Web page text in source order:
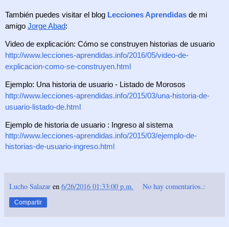
También puedes visitar el blog Lecciones Aprendidas de mi
amigo Jorge Abad:
Video de explicación: Cómo se construyen historias de usuario
http://www.lecciones-aprendidas.info/2016/05/video-de-
explicacion-como-se-construyen.html
Ejemplo: Una historia de usuario - Listado de Morosos
http://www.lecciones-aprendidas.info/2015/03/una-historia-de-
usuario-listado-de.html
Ejemplo de historia de usuario : Ingreso al sistema
http://www.lecciones-aprendidas.info/2015/03/ejemplo-de-
historias-de-usuario-ingreso.html
Lucho Salazar en 6/26/2016 01:33:00 p.m. No hay comentarios.:
Compartir